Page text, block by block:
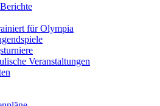
für Olympia
Veranstaltungen